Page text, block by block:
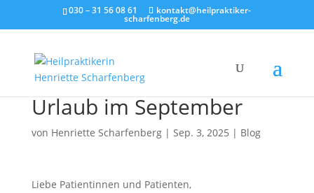
030 – 31 56 08 61 kontakt@heilpraktiker-
scharfenberg.de
Urlaub im September
von Henriette Scharfenberg| Sep. 3, 2025 | Blog
Liebe Patientinnen und Patienten,